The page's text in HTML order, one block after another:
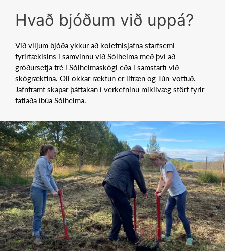
Hvað bjóðum við uppá?
Við viljum bjóða ykkur að kolefnisjafna starfsemi
fyrirtækisins í samvinnu við Sólheima með því að
gróðursetja tré í Sólheimaskógi eða í samstarfi við
skógræktina. Öll okkar ræktun er lífræn og Tún-vottuð.
Jafnframt skapar þáttakan í verkefninu mikilvæg störf fyrir
fatlaða íbúa Sólheima.